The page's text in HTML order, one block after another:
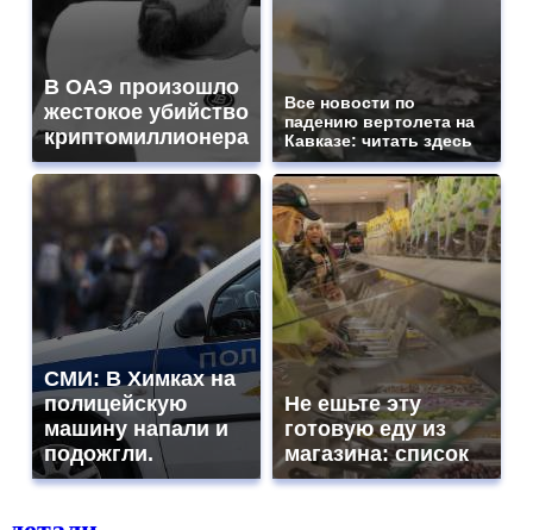
В ОАЭ произошло
жестокое убийство
криптомиллионера
Все новости по
падению вертолета на
Кавказе: читать здесь
СМИ: В Химках на
полицейскую
машину напали и
подожгли.
Не ешьте эту
готовую еду из
магазина: список